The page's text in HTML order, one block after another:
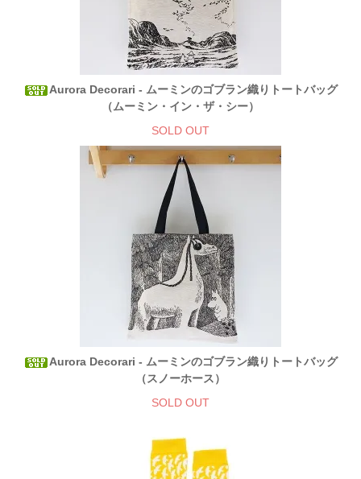
Aurora Decorari - ムーミンのゴブラン織りトートバッグ
（ムーミン・イン・ザ・シー）
SOLD OUT
Aurora Decorari - ムーミンのゴブラン織りトートバッグ
（スノーホース）
SOLD OUT